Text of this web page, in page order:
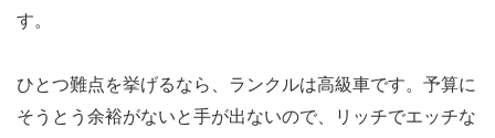
す。
ひとつ難点を挙げるなら、ランクルは高級車です。予算に
そうとう余裕がないと手が出ないので、リッチでエッチな